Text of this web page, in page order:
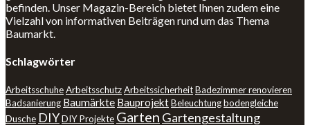
befinden. Unser Magazin-Bereich bietet Ihnen zudem eine
Vielzahl von informativen Beiträgen rund um das Thema
Baumarkt.
Schlagwörter
ArbeitsschuheArbeitsschutzArbeitssicherheitBadezimmer renovieren
Badsanierung Baumärkte BauprojektBeleuchtungbodengleiche
Dusche DIYDIY Projekte Garten Gartengestaltung